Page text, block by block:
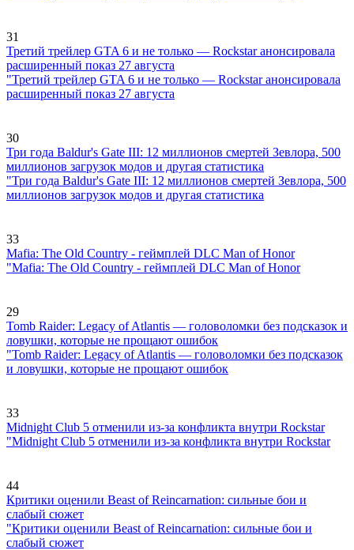
31
Третий трейлер GTA 6 и не только — Rockstar анонсировала
расширенный показ 27 августа
"Третий трейлер GTA 6 и не только — Rockstar анонсировала
расширенный показ 27 августа
30
Три года Baldur's Gate III: 12 миллионов смертей Зевлора, 500
миллионов загрузок модов и другая статистика
"Три года Baldur's Gate III: 12 миллионов смертей Зевлора, 500
миллионов загрузок модов и другая статистика
33
Mafia: The Old Country - геймплей DLC Man of Honor
"Mafia: The Old Country - геймплей DLC Man of Honor
29
Tomb Raider: Legacy of Atlantis — головоломки без подсказок и
ловушки, которые не прощают ошибок
"Tomb Raider: Legacy of Atlantis — головоломки без подсказок
и ловушки, которые не прощают ошибок
33
Midnight Club 5 отменили из-за конфликта внутри Rockstar
"Midnight Club 5 отменили из-за конфликта внутри Rockstar
44
Критики оценили Beast of Reincarnation: сильные бои и
слабый сюжет
"Критики оценили Beast of Reincarnation: сильные бои и
слабый сюжет